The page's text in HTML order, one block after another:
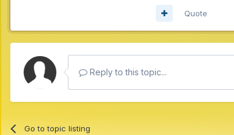
Quote
Reply to this topic...
Go to topic listing